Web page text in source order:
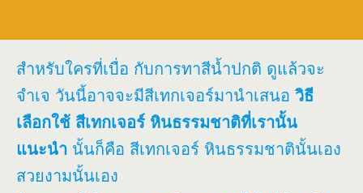
สำหรับใครที่เบื่อ กับการทาสีน้ำปกติ ดูแล้วจะ
จำเจ วันนี้อาจจะมีสีเทกเจอร์มานำเสนอ วิธี
เลือกใช้ สีเทกเจอร์ หินธรรมชาติที่เรานั้น
แนะนำ นั้นก็คือ สีเทกเจอร์ หินธรรมชาตินั้นเอง
สวยงามนั้นเอง